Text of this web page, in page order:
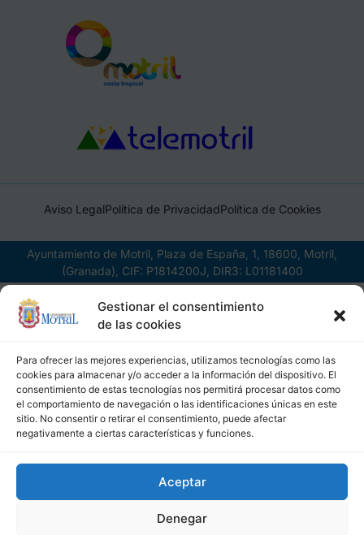
Gestionar el consentimiento
de las cookies
Para ofrecer las mejores experiencias, utilizamos tecnologías como las
cookies para almacenar y/o acceder a la información del dispositivo. El
consentimiento de estas tecnologías nos permitirá procesar datos como
el comportamiento de navegación o las identificaciones únicas en este
sitio. No consentir o retirar el consentimiento, puede afectar
negativamente a ciertas características y funciones.
Aceptar
Denegar
Aviso LegalPolítica de PrivacidadPolítica de Cookies
Ayuntamiento de Motril, Plaza de España, 1, 18600, Motril,
(Granada), CIF: P1814200J, DIR3: L01181400